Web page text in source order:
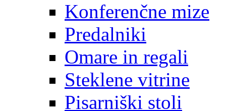
Konferenčne mize
Predalniki
Omare in regali
Steklene vitrine
Pisarniški stoli